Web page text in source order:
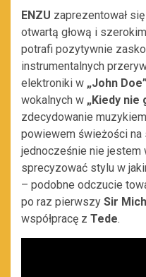
ENZU zaprezentował
otwartą głową i
potrafi pozytywnie
instrumentalnych
elektroniki w „John
wokalnych w „Kiedy nie
zdecydowanie
powiewem świeżości na
jednocześnie nie jestem
sprecyzować stylu w
– podobne odczucie
po raz pierwszy Sir
współpracę z Tede.